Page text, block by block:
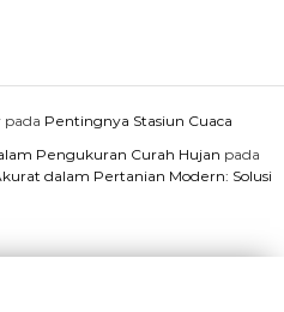
pada Pentingnya Stasiun Cuaca
Pengukuran Curah Hujan pada
dalam Pertanian Modern: Solusi